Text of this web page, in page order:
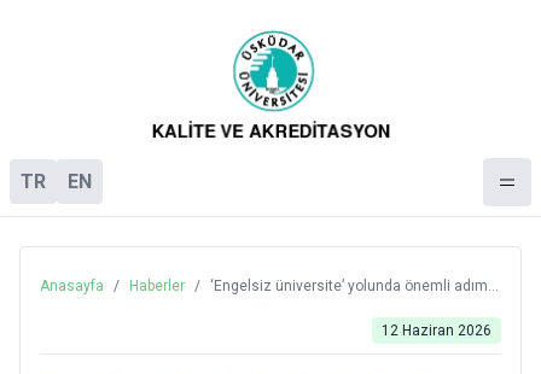
TR EN
Anasayfa / Haberler / ‘Engelsiz üniversite’ yolunda önemli adım…
12 Haziran 2026